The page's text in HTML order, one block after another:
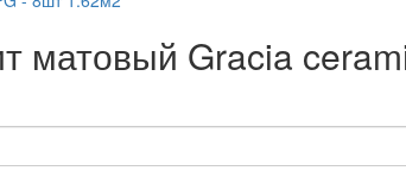
матовый Gracia